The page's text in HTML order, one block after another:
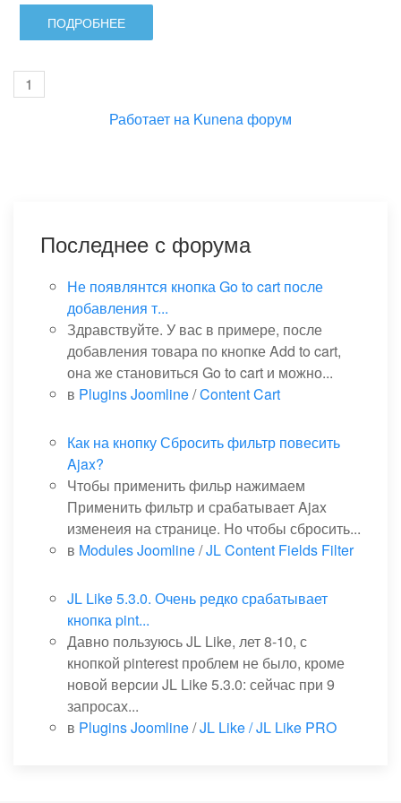
ПОДРОБНЕЕ
1
Работает на Kunena форум
Последнее с форума
Не появлянтся кнопка Go to cart после
добавления т...
Здравствуйте. У вас в примере, после
добавления товара по кнопке Add to cart,
она же становиться Go to cart и можно...
в Plugins Joomline/Content Cart
Как на кнопку Сбросить фильтр повесить
Ajax?
Чтобы применить фильр нажимаем
Применить фильтр и срабатывает Ajax
изменеия на странице. Но чтобы сбросить...
в Modules Joomline/JL Content Fields Filter
JL Like 5.3.0. Очень редко срабатывает
кнопка pint...
Давно пользуюсь JL Like, лет 8-10, с
кнопкой pinterest проблем не было, кроме
новой версии JL Like 5.3.0: сейчас при 9
запросах...
в Plugins Joomline/JL Like / JL Like PRO